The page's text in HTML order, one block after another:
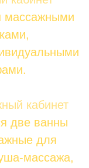
кабинет
ванны
для
массажа,